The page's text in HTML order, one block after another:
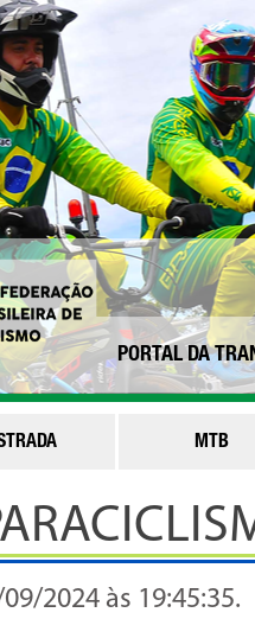
PORTAL DA
MTB
2024 às 19:45:35.